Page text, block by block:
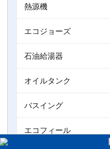
熱源機
エコジョーズ
石油給湯器
オイルタンク
バスイング
エコフィール